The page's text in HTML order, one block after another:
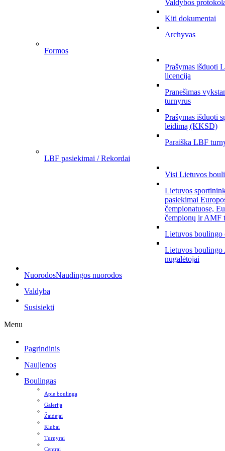
Valdybos
Kiti dokumentai
Archyvas
Formos
Prašymas išduoti
licenciją
Pranešimas
turnyrus
Prašymas išduoti
leidimą (KKSD)
Paraiška LBF
LBF pasiekimai / Rekordai
Visi Lietuvos
Lietuvos
pasiekimai
čempionatuose,
čempionų ir AMF
Lietuvos boulingo
Lietuvos boulingo
nugalėtojai
NuorodosNaudingos nuorodos
Valdyba
Susisiekti
Menu
Pagrindinis
Naujienos
Boulingas
Apie boulingą
Galerija
Žaidėjai
Klubai
Turnyrai
Centrai